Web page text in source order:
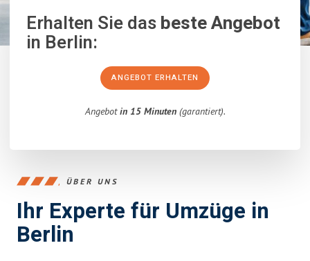
Erhalten Sie dasbeste Angebot
in Berlin:
ANGEBOT ERHALTEN
Angebotin 15 Minuten(garantiert).
ÜBER UNS
Ihr Experte für Umzüge in
Berlin